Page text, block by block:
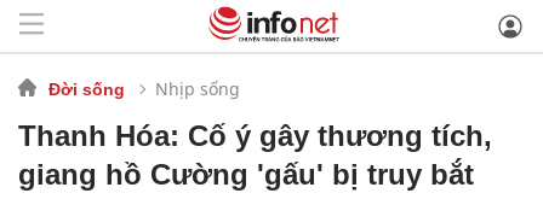
Đời sống Nhịp sống
Thanh Hóa: Cố ý gây thương tích,
giang hồ Cường 'gấu' bị truy bắt